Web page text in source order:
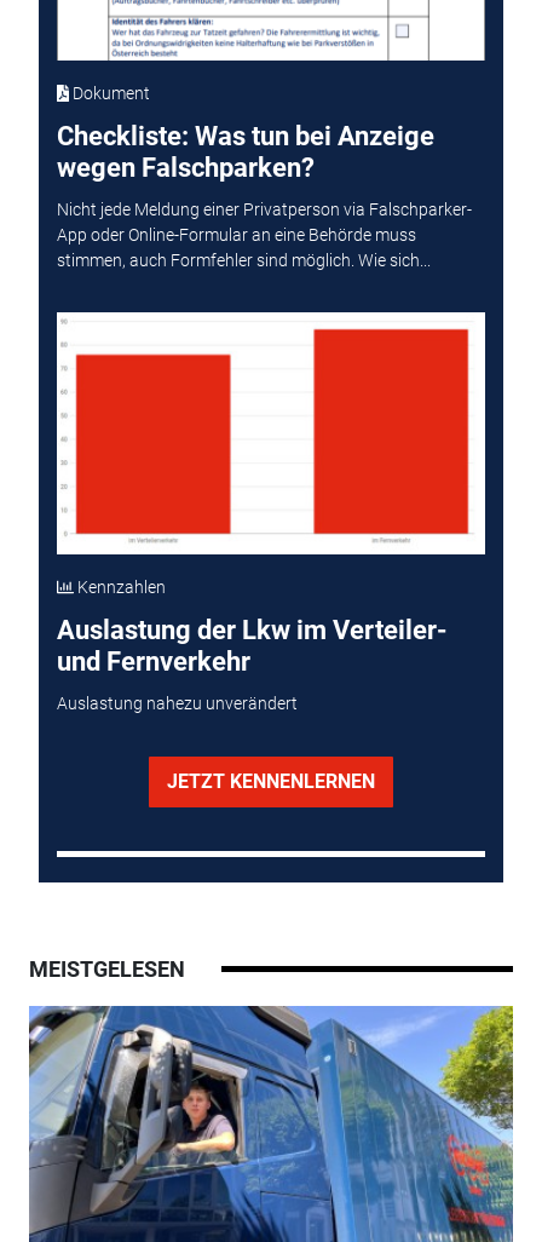
Dokument
Checkliste: Was tun bei Anzeige
wegen Falschparken?
Nicht jede Meldung einer Privatperson via Falschparker-
App oder Online-Formular an eine Behörde muss
stimmen, auch Formfehler sind möglich. Wie sich...
Kennzahlen
Auslastung der Lkw im Verteiler-
und Fernverkehr
Auslastung nahezu unverändert
JETZT KENNENLERNEN
MEISTGELESEN